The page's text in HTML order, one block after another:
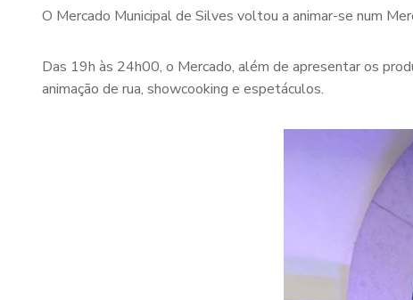
O Mercado Municipal de Silves voltou a animar-se num
Das 19h às 24h00, o Mercado, além de apresentar os
animação de rua, showcooking e espetáculos.